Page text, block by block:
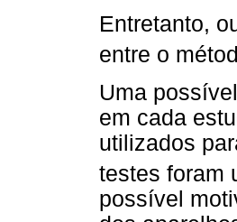
Entretanto,
entre o
Uma
em cada
utilizados
testes foram
possível